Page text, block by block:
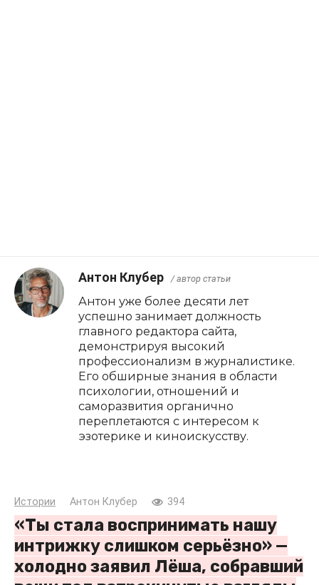
Антон Клубер / автор статьи
Антон уже более десяти лет
успешно занимает должность
главного редактора сайта,
демонстрируя высокий
профессионализм в журналистике.
Его обширные знания в области
психологии, отношений и
саморазвития органично
переплетаются с интересом к
эзотерике и киноискусству.
Истории Антон Клубер 394
«Ты стала воспринимать нашу
интрижку слишком серьёзно» —
холодно заявил Лёша, собравший